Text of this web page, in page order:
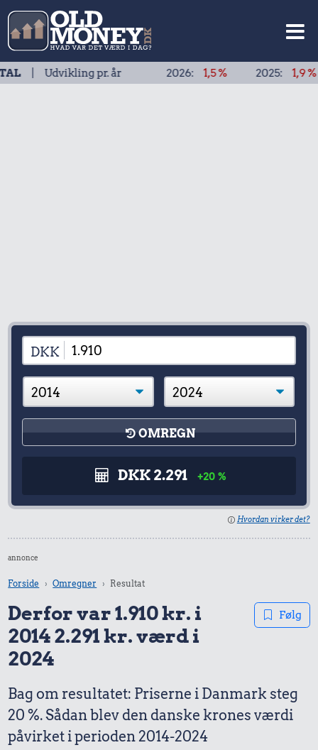
pr. år2026: 1,5 % 2025: 1,9 %
DKK
OMREGN
DKK 2.291 +20 %
Hvordan virker det?
annonce
Forside Omregner Resultat
Derfor var 1.910 kr. i
2014 2.291 kr. værd i
2024
Følg
Bag om resultatet: Priserne i Danmark steg
20 %. Sådan blev den danske krones værdi
påvirket i perioden 2014-2024